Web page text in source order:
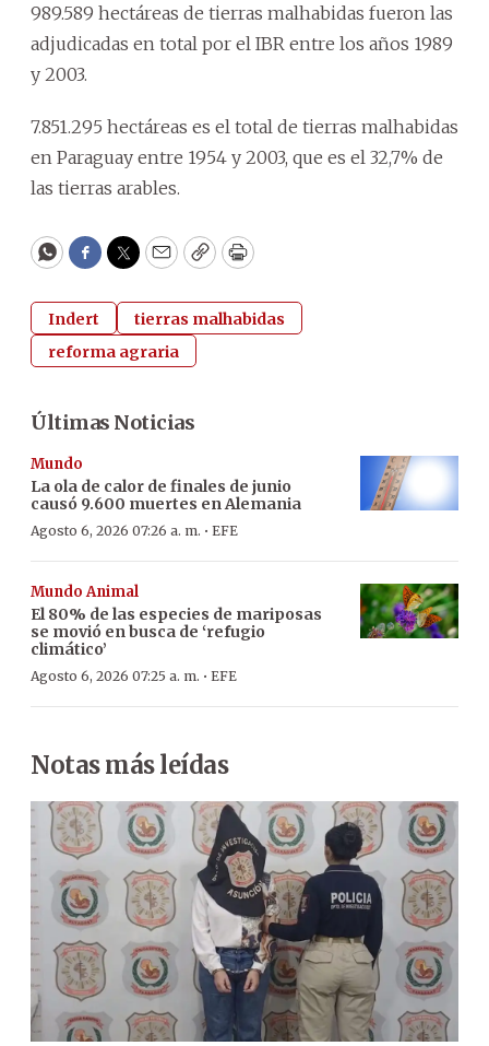
989.589 hectáreas de tierras malhabidas fueron las
adjudicadas en total por el IBR entre los años 1989
y 2003.
7.851.295 hectáreas es el total de tierras malhabidas
en Paraguay entre 1954 y 2003, que es el 32,7% de
las tierras arables.
WhatsApp
Facebook
Twitter
EmailCopyPrint
Indert
tierras malhabidas
reforma agraria
Últimas Noticias
Mundo
La ola de calor de finales de junio
causó 9.600 muertes en Alemania
Agosto 6, 2026 07:26 a. m. · EFE
Mundo Animal
El 80% de las especies de mariposas
se movió en busca de ‘refugio
climático’
Agosto 6, 2026 07:25 a. m. · EFE
Notas más leídas